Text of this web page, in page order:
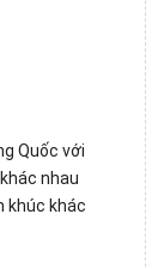
Quốc với
nhau
khúc khác